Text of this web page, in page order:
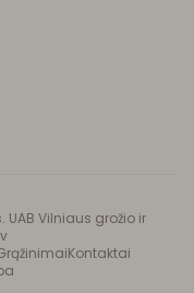
Vilniaus grožio ir
Kontaktai